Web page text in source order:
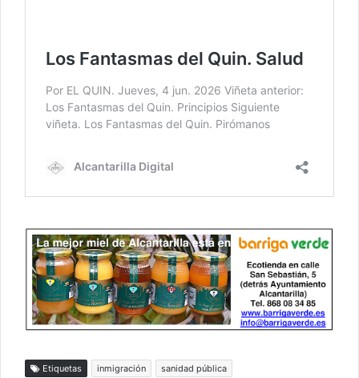
Etiquetas inmigración sanidad pública